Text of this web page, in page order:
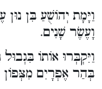
וַיָּמָת יְהוֹשֻׁעַ בִּן
וָעֶשֶׂר שָׁנִים.
וַיִּקְבְּרוּ אוֹתוֹ
בְּהַר אֶפְרָיִם